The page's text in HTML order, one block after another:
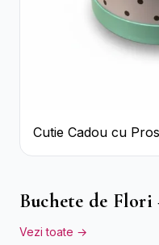
Cutie Cadou cu
Ferrero Rocher și
Buchete de
Vezi toate →